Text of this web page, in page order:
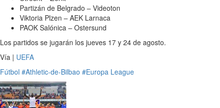
Partizán de Belgrado – Videoton
Viktoria Plzen – AEK Larnaca
PAOK Salónica – Ostersund
Los partidos se jugarán los jueves 17 y 24 de agosto.
Vía | UEFA
Fútbol #Athletic-de-Bilbao #Europa League